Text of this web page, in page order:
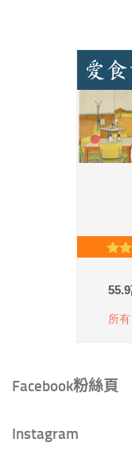
Facebook粉絲頁
Instagram